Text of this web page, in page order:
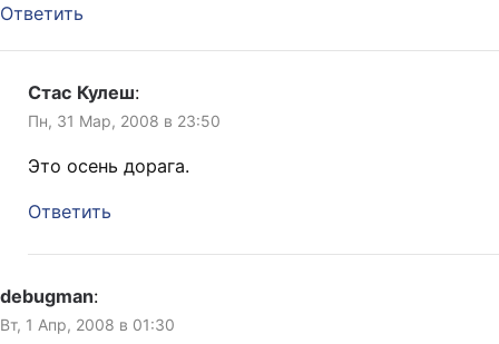
Ответить
Стас Кулеш:
Пн, 31 Мар, 2008 в 23:50
Это осень дорага.
Ответить
debugman:
Вт, 1 Апр, 2008 в 01:30